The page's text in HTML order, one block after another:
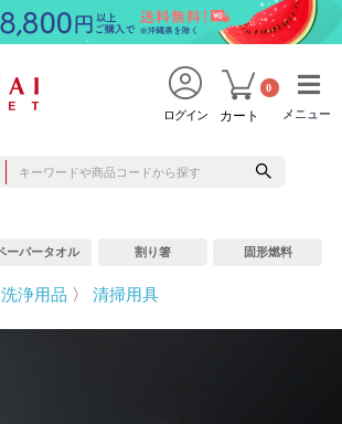
メニュー
メニュー
ログイン カート
0
ーパータオル 割り箸 固形燃料
浄用品 〉 清掃用具